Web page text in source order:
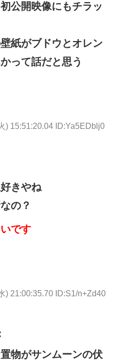
公開映像にもチラッ
紙がブドウとオレン
って話だと思う
) 15:51:20.04 ID:Ya5EDblj0
きやね
の？
です
) 21:00:35.70 ID:S1/n+Zd40
物がサンムーンの伏